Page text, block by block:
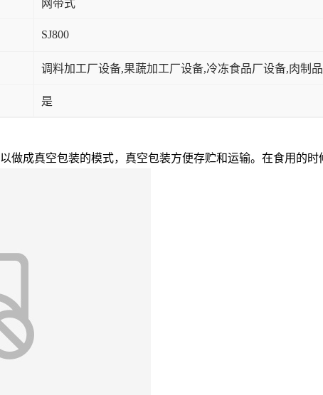
网带式
SJ800
调料加工厂设备,果蔬加工厂设备,冷冻食品厂设备,肉制
是
做成真空包装的模式，真空包装方便存贮和运输。在食用的